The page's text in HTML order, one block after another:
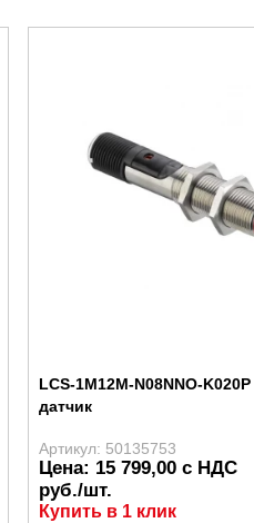
LCS-1M12M-N08NNO-
датчик
Артикул: 50135753
Цена: 15 799,00 с НДС
руб./шт.
Купить в 1 клик